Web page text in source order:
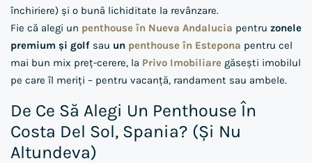
închiriere) și o bună lichiditate la revânzare.
Fie că alegi un penthouse în Nueva Andalucia pentru zonele
premium și golf sau un penthouse în Estepona pentru cel
mai bun mix preț-cerere, la Privo Imobiliare găsești imobilul
pe care îl meriți – pentru vacanță, randament sau ambele.
De Ce Să Alegi Un Penthouse În
Costa Del Sol, Spania? (și Nu
Altundeva)